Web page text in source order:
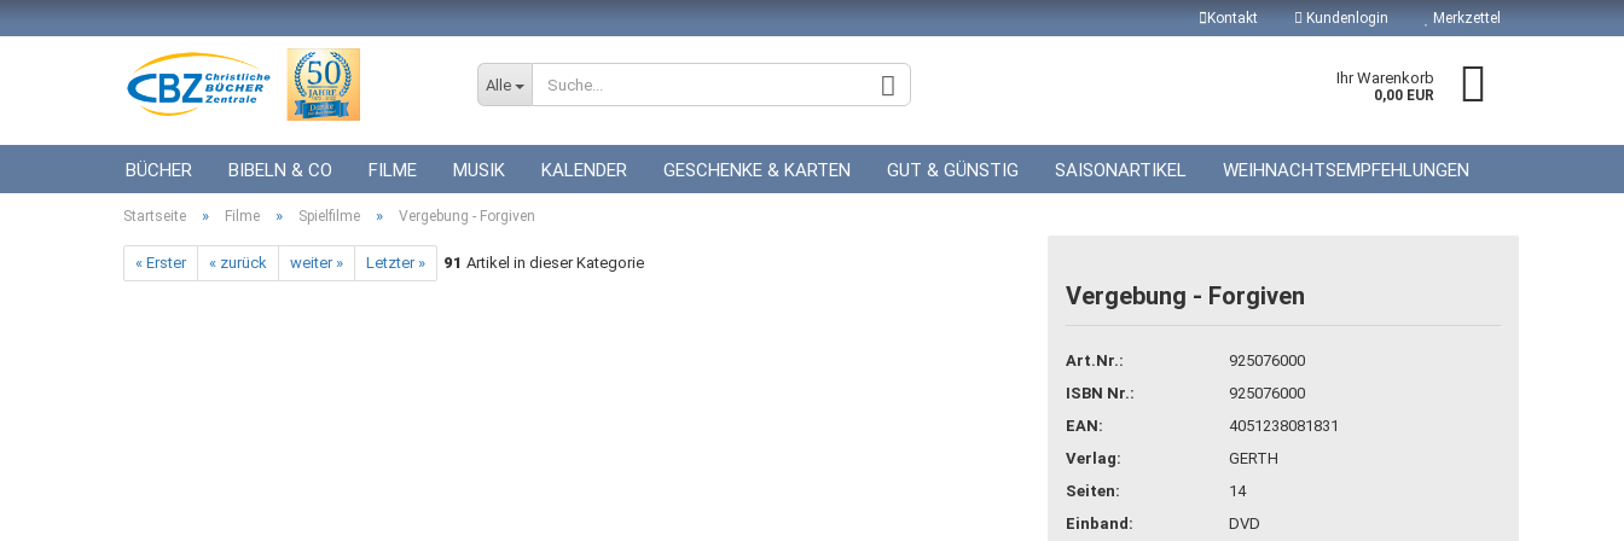
Kontakt Kundenlogin
Konto erstellen
Passwort vergessen?
Merkzettel
Alle Ihr Warenkorb
0,00 EUR
BÜCHER BIBELN & CO FILME MUSIK KALENDER GESCHENKE & KARTEN GUT & GÜNSTIG SAISONARTIKEL WEIHNACHTSEMPFEHLUNGEN
ICF BÜCHER VERSCHIEDENES GESCHENKE ZUR HOCHZEIT
Startseite » Filme » Spielfilme » Vergebung - Forgiven
« Erster « zurück weiter » Letzter » 91 Artikel in dieser Kategorie
Vergebung - Forgiven
Art.Nr.:
925076000
ISBN Nr.:
925076000
EAN:
4051238081831
Verlag:
GERTH
Seiten:
14
Einband:
DVD